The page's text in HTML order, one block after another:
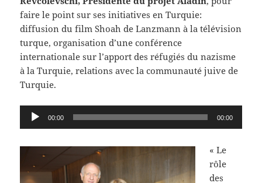
faire le point sur ses initiatives en Turquie:
diffusion du film Shoah de Lanzmann à la télévision
turque, organisation d’une conférence
internationale sur l’apport des réfugiés du nazisme
à la Turquie, relations avec la communauté juive de
Turquie.
Lecteur
audio
00:00 00:00
« Le
rôle
des